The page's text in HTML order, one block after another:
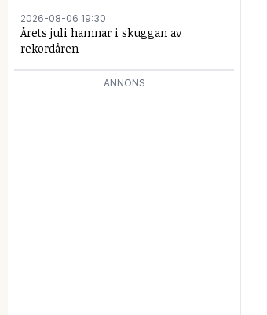
2026-08-06 19:30
Årets juli hamnar i skuggan av
rekordåren
ANNONS